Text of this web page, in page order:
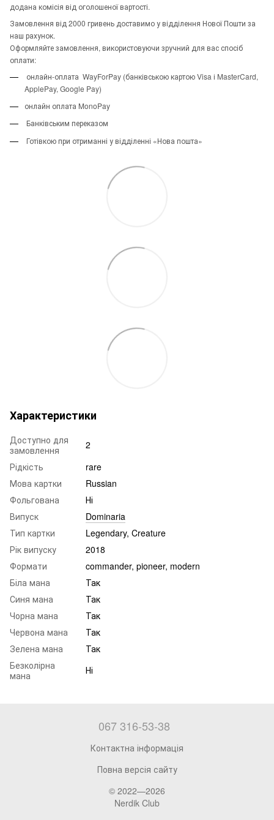
додана комісія від оголошеної вартості.
Замовлення від 2000 гривень доставимо у відділення Нової Пошти за
наш рахунок.
Оформляйте замовлення, використовуючи зручний для вас спосіб
оплати:
онлайн-оплата WayForPay (банківською картою Visa і MasterCard,
ApplePay, Google Pay)
онлайн оплата MonoPay
Банківським переказом
Готівкою при отриманні у відділенні «Нова пошта»
Характеристики
Доступно для
замовлення
2
Рідкість
rare
Мова картки
Russian
Фольгована
Ні
Випуск
Dominaria
Тип картки
Legendary, Creature
Рік випуску
2018
Формати
commander, pioneer, modern
Біла мана
Так
Синя мана
Так
Чорна мана
Так
Червона мана
Так
Зелена мана
Так
Безколірна
мана
Ні
067 316-53-38
Контактна інформація
Повна версія сайту
© 2022—2026
Nerdik Club